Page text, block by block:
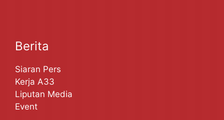
Berita
Siaran Pers
Kerja A33
Liputan Media
Event